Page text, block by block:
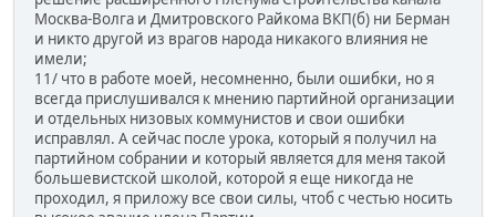
Москва-Волга и Дмитровского Райкома ВКП(б) ни Берман
и никто другой из врагов народа никакого влияния не
имели;
11/ что в работе моей, несомненно, были ошибки, но я
всегда прислушивался к мнению партийной организации
и отдельных низовых коммунистов и свои ошибки
исправлял. А сейчас после урока, который я получил на
партийном собрании и который является для меня такой
большевистской школой, которой я еще никогда не
проходил, я приложу все свои силы, чтоб с честью носить